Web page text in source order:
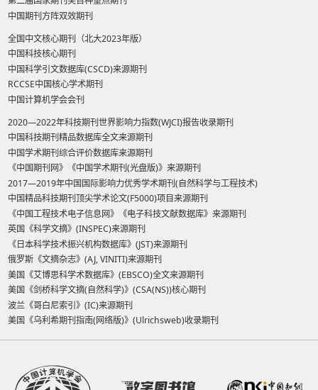
中国期刊方阵双效期刊
全国中文核心期刊（北大2023年版）
中国科技核心期刊
中国科学引文数据库(CSCD)来源期刊
RCCSE中国核心学术期刊
中国计算机学会会刊
2020—2022年科技期刊世界影响力指数(WJCI)报告收录期刊
中国科技期刊精品数据库全文来源期刊
中国学术期刊综合评价数据库来源期刊
《中国期刊网》《中国学术期刊(光盘版)》来源期刊
2017—2019年中国国际影响力优秀学术期刊(自然科学与工程技术)
中国精品科技期刊顶尖学术论文(F5000)项目来源期刊
《中国工程技术电子信息网》《电子科技文献数据库》来源期刊
英国《科学文摘》(INSPEC)来源期刊
《日本科学技术振兴机构数据库》(JST)来源期刊
俄罗斯《文摘杂志》(AJ, VINITI)来源期刊
美国《艾博思科学术数据库》(EBSCO)全文来源期刊
美国《剑桥科学文摘(自然科学)》(CSA(NS))核心期刊
波兰《哥白尼索引》(IC)来源期刊
美国《乌利希期刊指南(网络版)》(Ulrichsweb)收录期刊